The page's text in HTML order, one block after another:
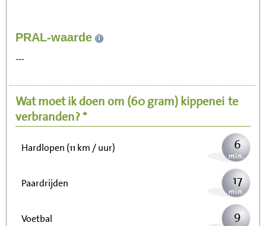
PRAL-waarde
---
Wat moet ik doen om (60 gram)kippenei te
verbranden? *
Zitten, tv kijken
Wandelen (5 km/uur) 15
Hardlopen (11 km / uur) 6
Paardrijden 17
Voetbal 9